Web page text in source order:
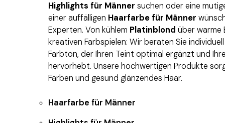
Highlights für Männer suchen oder eine
einer auffälligen Haarfarbe für Männer
Experten. Von kühlem Platinblond über warme
kreativen Farbspielen: Wir beraten Sie
Farbton, der Ihren Teint optimal ergänzt und
hervorhebt. Unsere hochwertigen Produkte
Farben und gesund glänzendes Haar.
Haarfarbe für Männer